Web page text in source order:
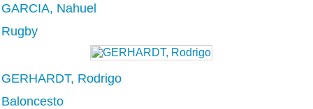
GARCIA, Nahuel
Rugby
GERHARDT, Rodrigo
Baloncesto